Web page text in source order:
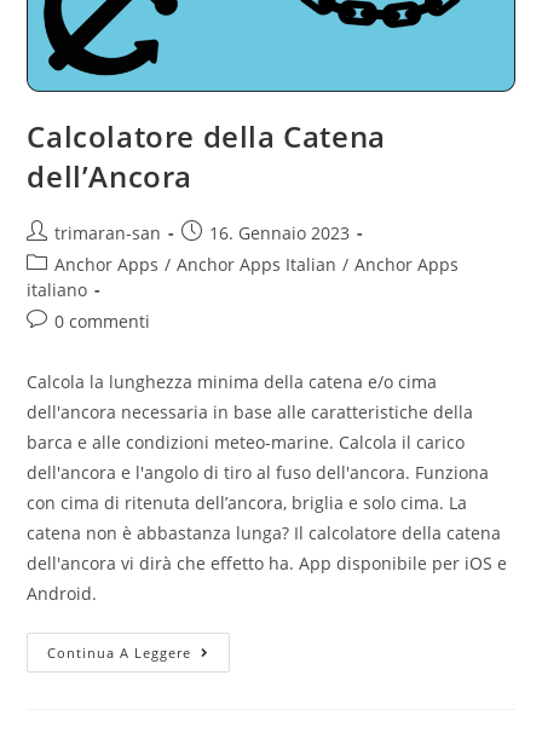
Calcolatore della Catena
dell’Ancora
trimaran-san
16. Gennaio 2023
Anchor Apps / Anchor Apps Italian / Anchor Apps
italiano
0 commenti
Calcola la lunghezza minima della catena e/o cima
dell'ancora necessaria in base alle caratteristiche della
barca e alle condizioni meteo-marine. Calcola il carico
dell'ancora e l'angolo di tiro al fuso dell'ancora. Funziona
con cima di ritenuta dell’ancora, briglia e solo cima. La
catena non è abbastanza lunga? Il calcolatore della catena
dell'ancora vi dirà che effetto ha. App disponibile per iOS e
Android.
Continua A Leggere